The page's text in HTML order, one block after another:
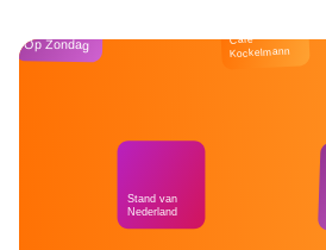
Op Zondag
Stand van
Nederland
Café
Kockelmann